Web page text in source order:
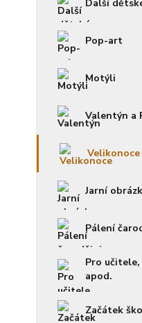
Další
Pop-art
Motýli
Valentýn a
Velikonoce
Jarní
Pálení
Pro
apod.
Začátek